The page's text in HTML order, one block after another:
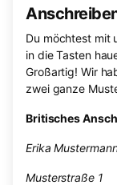
Du möchtest mit
in die Tasten
Großartig! Wir
zwei ganze
Britisches
Erika
Musterstraße 1